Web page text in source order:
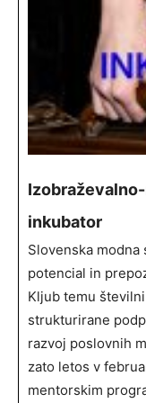
inkubator
Slovenska
potencial in
Kljub temu
strukturirane
razvoj poslovnih
zato letos v
mentorskim